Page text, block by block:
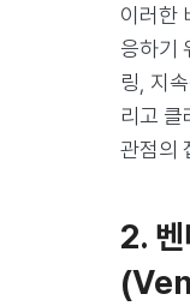
이러한
응하기
링, 지
리고 클
관점의
2.